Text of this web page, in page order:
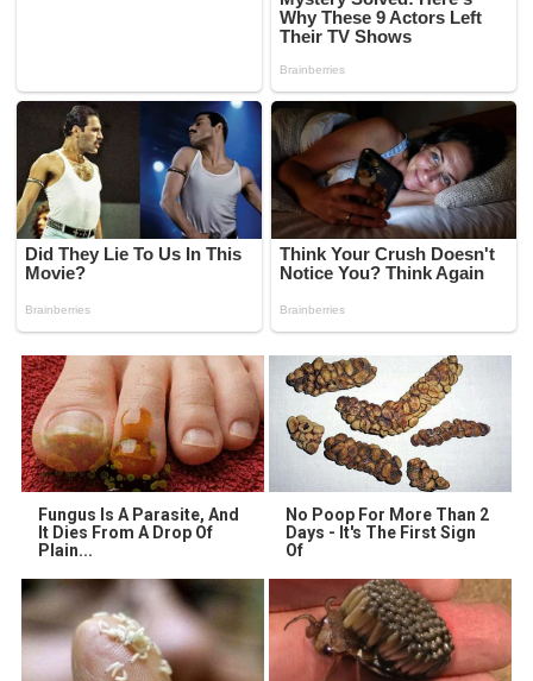
Fungus Is A Parasite, And
It Dies From A Drop Of
Plain...
No Poop For More Than 2
Days - It's The First Sign
Of